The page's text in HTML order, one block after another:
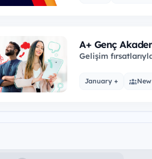
A+ Genç
Gelişim
January +